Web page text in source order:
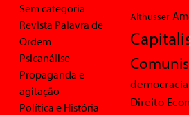
Sem categoria
Revista Palavra de
Ordem
Psicanálise
Propaganda e
agitação
Política e História
Althusser
democracia
Direito